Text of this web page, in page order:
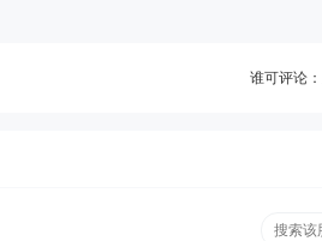
谁可评论：